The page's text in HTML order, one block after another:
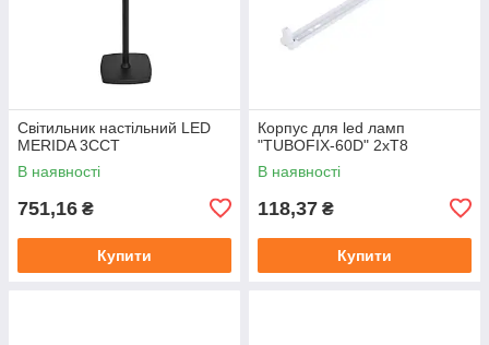
Світильник настільний LED
MERIDA 3CCT
В наявності
751,16 ₴
Купити
Корпус для led ламп
"TUBOFIX-60D" 2xT8
В наявності
118,37 ₴
Купити